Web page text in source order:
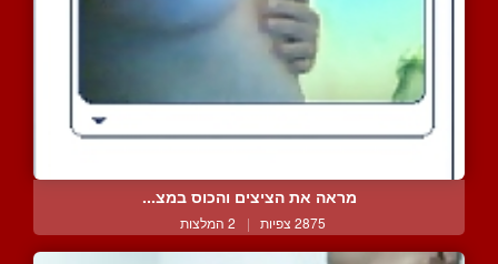
מראה את הציצים והכוס במצ...
2875 צפיות | 2 המלצות